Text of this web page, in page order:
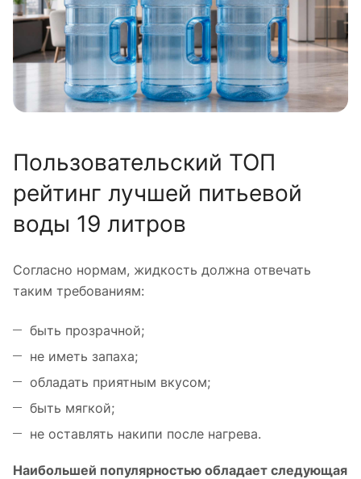
Пользовательский ТОП
рейтинг лучшей питьевой
воды 19 литров
Согласно нормам, жидкость должна отвечать
таким требованиям:
быть прозрачной;
не иметь запаха;
обладать приятным вкусом;
быть мягкой;
не оставлять накипи после нагрева.
Наибольшей популярностью обладает следующая